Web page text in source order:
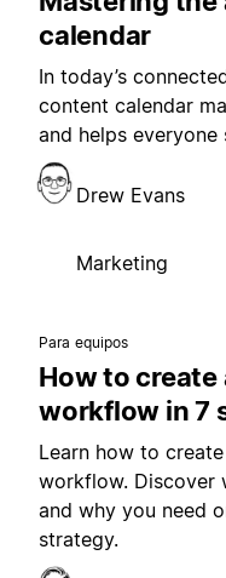
calendar
In today’s
content calendar
and helps
Drew Evans
Marketing
Para equipos
How to
workflow in 7
Learn how to
workflow. Discover
and why you need
strategy.